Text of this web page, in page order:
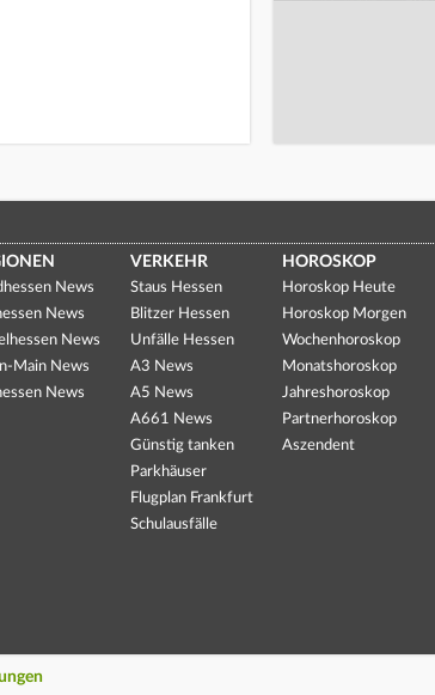
News
News
News
Main News
News
VERKEHR
Staus Hessen
Blitzer Hessen
Unfälle Hessen
A3 News
A5 News
A661 News
Günstig tanken
Parkhäuser
Flugplan Frankfurt
Schulausfälle
HOROSKOP
Horoskop Heute
Horoskop Morgen
Wochenhoroskop
Monatshoroskop
Jahreshoroskop
Partnerhoroskop
Aszendent